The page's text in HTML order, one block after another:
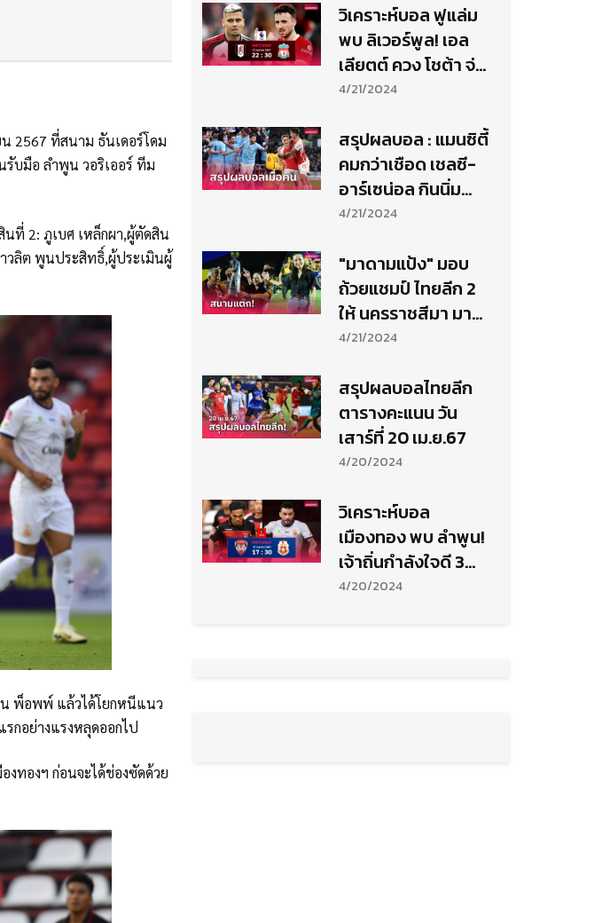
2567 ที่สนาม ธันเดอร์โดม
รับมือ ลำพูน วอริเออร์ ทีม
ที่ 2: ภูเบศ เหล็กผา,ผู้ตัดสิน
วลิต พูนประสิทธิ์,ผู้ประเมินผู้
น พ็อพพ์ แล้วได้โยกหนีแนว
กอย่างแรงหลุดออกไป
ทองฯ ก่อนจะได้ช่องซัดด้วย
วิเคราะห์บอล ฟูแล่ม
พบ ลิเวอร์พูล! เอล
เลียตต์ ควง โชต้า จ่อ
สตาร์ทแก้ฝืด
4/21/2024
สรุปผลบอล : แมนซิตี้
คมกว่าเชือด เชลซี-
อาร์เซน่อล กินนิ่ม
(20 เม.ย. 67)
4/21/2024
"มาดามแป้ง" มอบ
ถ้วยแชมป์ ไทยลีก 2
ให้ นครราชสีมา มา
สด้า เอฟซี
4/21/2024
สรุปผลบอลไทยลีก
ตารางคะแนน วัน
เสาร์ที่ 20 เม.ย.67
4/20/2024
วิเคราะห์บอล
เมืองทอง พบ ลำพูน!
เจ้าถิ่นกำลังใจดี 3
แต้มไม่น่าพลาด
4/20/2024